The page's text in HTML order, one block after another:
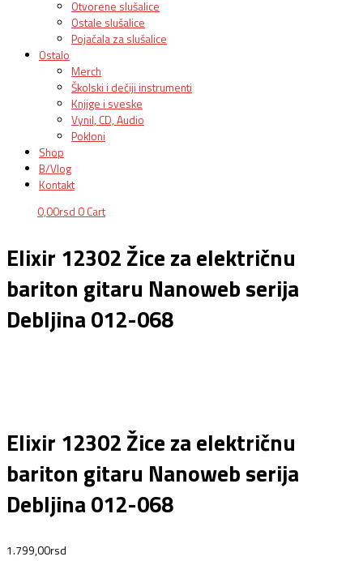
Otvorene slušalice
Ostale slušalice
Pojačala za slušalice
Ostalo
Merch
Školski i dečiji instrumenti
Knjige i sveske
Vynil, CD, Audio
Pokloni
Shop
B/Vlog
Kontakt
0,00rsd 0 Cart
Elixir 12302 Žice za električnu
bariton gitaru Nanoweb serija
Debljina 012-068
Elixir 12302 Žice za električnu
bariton gitaru Nanoweb serija
Debljina 012-068
1.799,00rsd